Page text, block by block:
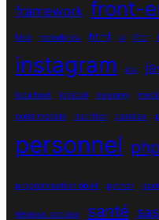
framework front-
hike homebrew html ia ifttt
instagram ios
localhost logiciel masonry
node module nutrition parallax
personnel php
programmation objet python
réseaux sociaux santé